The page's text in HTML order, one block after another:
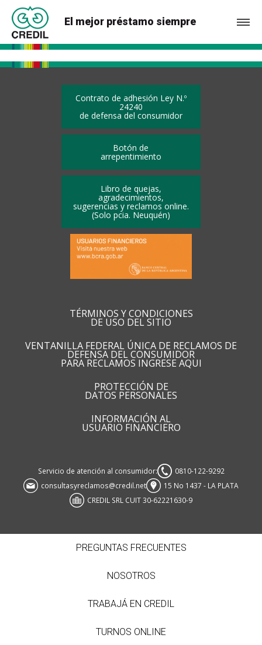
El mejor préstamo siempre
Contrato de adhesión Ley N.º
24240
de defensa del consumidor
Botón de
arrepentimiento
Libro de quejas,
agradecimientos,
sugerencias y reclamos online.
(Solo pcia. Neuquén)
TÉRMINOS Y CONDICIONES
DE USO DEL SITIO
VENTANILLA FEDERAL ÚNICA DE RECLAMOS DE
DEFENSA DEL CONSUMIDOR
PARA RECLAMOS INGRESE AQUI
PROTECCIÓN DE
DATOS PERSONALES
INFORMACIÓN AL
USUARIO FINANCIERO
Servicio de atención al consumidor:
0810-122-9292
consultasyreclamos@credil.net
15 No 1437 - LA PLATA
CREDIL SRL CUIT 30-62221630-9
PREGUNTAS FRECUENTES
NOSOTROS
TRABAJÁ EN CREDIL
TURNOS ONLINE